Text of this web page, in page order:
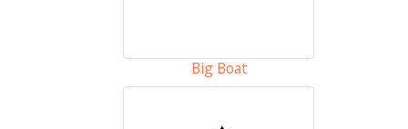
Big Boat